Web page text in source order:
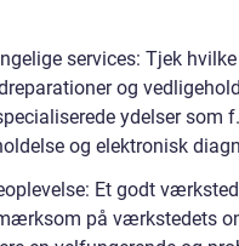
services: Tjek
og
ydelser som
og elektronisk
Et godt
på værkstedets